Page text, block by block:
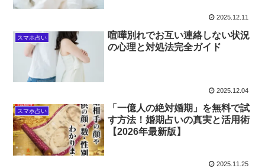
2025.12.11
スマホ占い
喧嘩別れでお互い連絡しない状況
の心理と対処法完全ガイド
2025.12.04
スマホ占い
「一億人の絶対婚期」を無料で試
す方法！婚期占いの真実と活用術
【2026年最新版】
2025.11.25